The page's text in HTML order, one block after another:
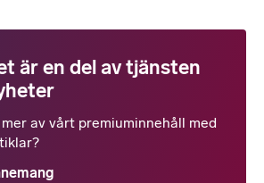
är en del av tjänsten
av vårt premiuminnehåll med